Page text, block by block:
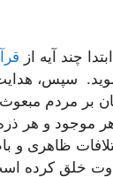
چند آیه از
سپس،
بر مردم
موجود و هر
ظاهری و
خلق کرده